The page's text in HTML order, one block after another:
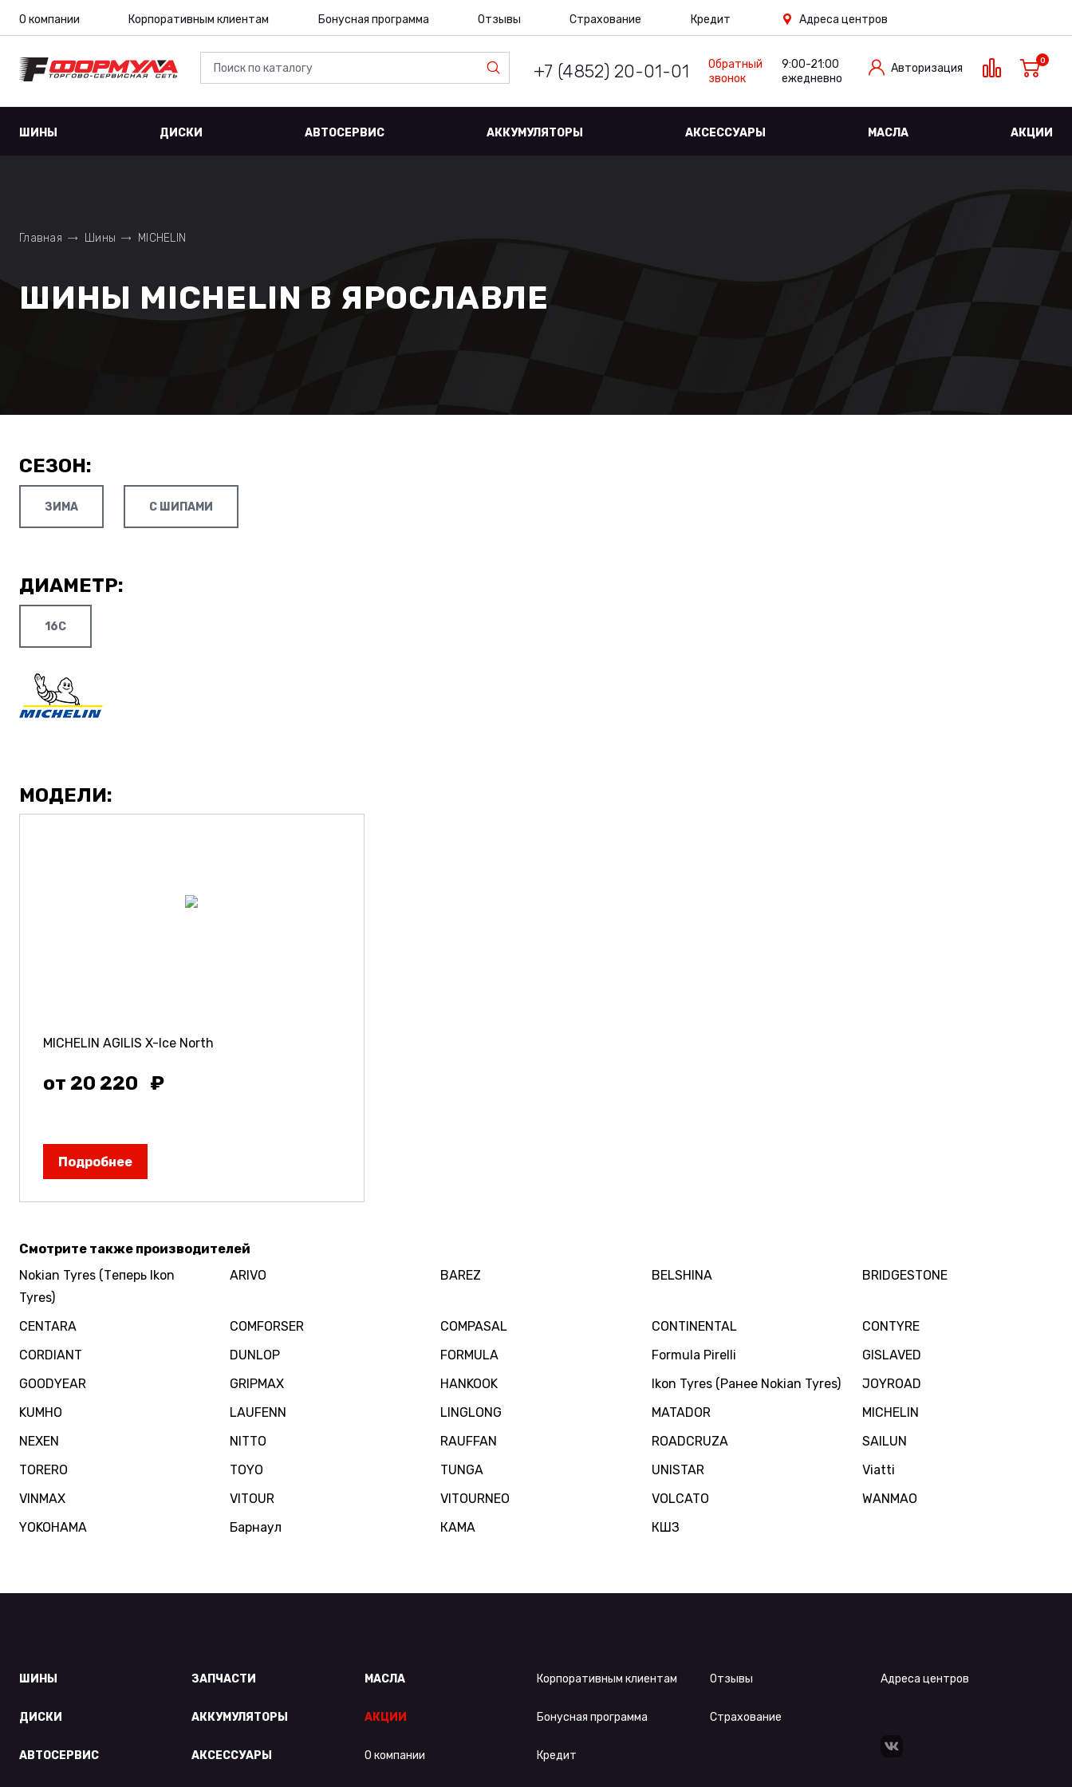
О компании Корпоративным клиентам Бонусная программа Отзывы Страхование Кредит Адреса центров
+7 (4852) 20-01-01
Обратный
звонок
9:00-21:00
ежедневно
Авторизация
0
ШИНЫ ДИСКИ АВТОСЕРВИС АККУМУЛЯТОРЫ АКСЕССУАРЫ МАСЛА АКЦИИ
Главная Шины MICHELIN
ШИНЫ MICHELIN В ЯРОСЛАВЛЕ
СЕЗОН:
ЗИМА С ШИПАМИ
ДИАМЕТР:
16C
МОДЕЛИ:
MICHELIN AGILIS X-Ice North
от 20 220
Подробнее
Смотрите также производителей
Nokian Tyres (Теперь Ikon
Tyres)
ARIVO BAREZ BELSHINA BRIDGESTONE
CENTARA COMFORSER COMPASAL CONTINENTAL
CONTYRE
CORDIANT
DUNLOP FORMULA Formula Pirelli
GISLAVED
GOODYEAR
GRIPMAX HANKOOK Ikon Tyres (Ранее Nokian Tyres)
JOYROAD
KUMHO
LAUFENN LINGLONG MATADOR
MICHELIN
NEXEN
NITTO RAUFFAN ROADCRUZA
SAILUN
TORERO
TOYO TUNGA UNISTAR
Viatti
VINMAX
VITOUR VITOURNEO VOLCATO
WANMAO
YOKOHAMA
Барнаул КАМА КШЗ
ШИНЫ
ДИСКИ
АВТОСЕРВИС
ЗАПЧАСТИ
АККУМУЛЯТОРЫ
АКСЕССУАРЫ
МАСЛА
АКЦИИ
О компании
Корпоративным клиентам
Бонусная программа
Кредит
Отзывы
Страхование
Адреса центров